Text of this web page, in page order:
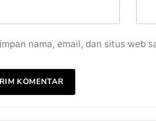
nama, email, dan situs web